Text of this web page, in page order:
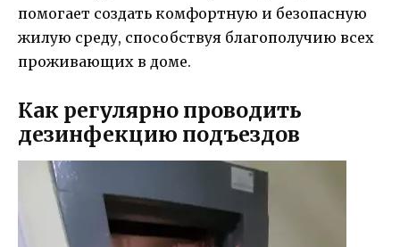
помогает создать комфортную и безопасную
жилую среду, способствуя благополучию всех
проживающих в доме.
Как регулярно проводить
дезинфекцию подъездов